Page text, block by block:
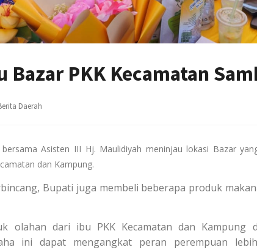
Bazar PKK Kecamatan
Daerah
Asisten III Hj. Maulidiyah meninjau lokasi Bazar
dan Kampung.
Bupati juga membeli beberapa produk
olahan dari ibu PKK Kecamatan dan Kampung
ini dapat mengangkat peran perempuan